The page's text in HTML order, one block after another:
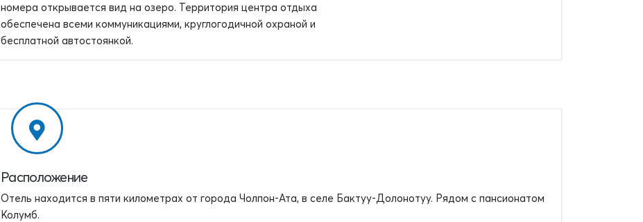
номера открывается вид на озеро. Территория центра отдыха
обеспечена всеми коммуникациями, круглогодичной охраной и
бесплатной автостоянкой.
Расположение
Отель находится в пяти километрах от города Чолпон-Ата, в селе Бактуу-Долонотуу. Рядом с пансионатом
Колумб.